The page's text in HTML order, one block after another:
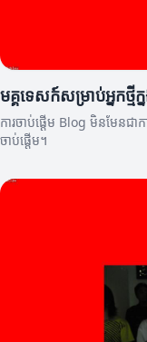
មគ្គុទេសក៍សម្រាប់អ្នកថ្មីក្
ការចាប់ផ្តើម Blog មិនមែនជា
ចាប់ផ្តើម។